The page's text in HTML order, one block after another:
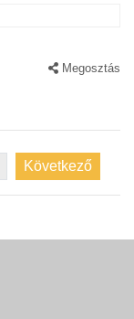
Megosztás
Következő